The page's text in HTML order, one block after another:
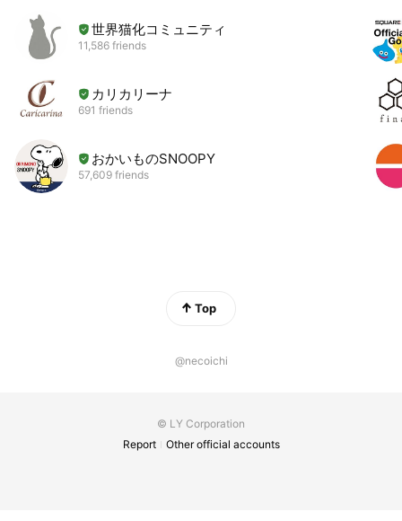
世界猫化コミュニティ
11,586 friends
カリカリーナ
691 friends
おかいものSNOOPY
57,609 friends
Top
@necoichi
© LY Corporation
Report
Other official accounts